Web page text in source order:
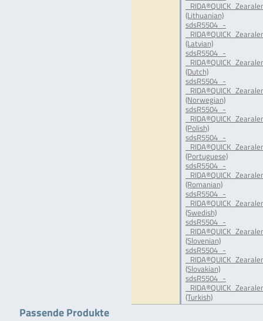
(Lithuanian)
sdsR5504_-
(Latvian)
sdsR5504_-
(Dutch)
sdsR5504_-
(Norwegian)
sdsR5504_-
(Polish)
sdsR5504_-
(Portuguese)
sdsR5504_-
(Romanian)
sdsR5504_-
(Swedish)
sdsR5504_-
(Slovenian)
sdsR5504_-
(Slovakian)
sdsR5504_-
(Turkish)
Passende Produkte